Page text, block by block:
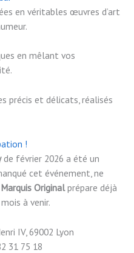
en véritables œuvres d’art
en mêlant vos
précis et délicats, réalisés
!
de février 2026 a été un
cet événement, ne
Marquis Originalprépare déjà
à venir.
IV, 69002 Lyon
31 75 18